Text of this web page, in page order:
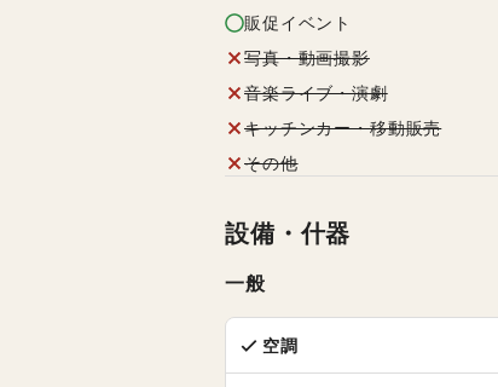
販促イベント
写真・動画撮影
音楽ライブ・演劇
キッチンカー・移動販売
その他
設備・什器
一般
空調